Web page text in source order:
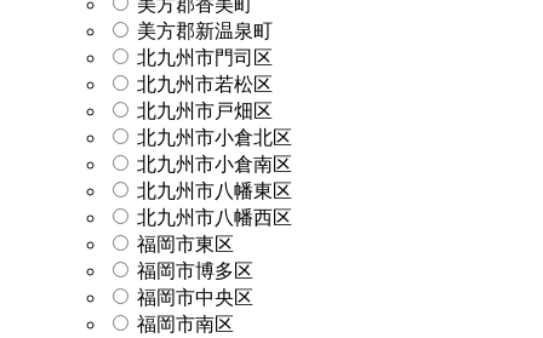
美方郡新温泉町
北九州市門司区
北九州市若松区
北九州市戸畑区
北九州市小倉北区
北九州市小倉南区
北九州市八幡東区
北九州市八幡西区
福岡市東区
福岡市博多区
福岡市中央区
福岡市南区